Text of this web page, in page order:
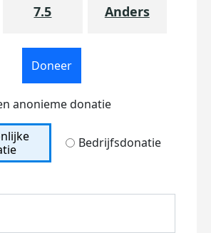
7.5 Anders
Doneer
anonieme donatie
Bedrijfsdonatie